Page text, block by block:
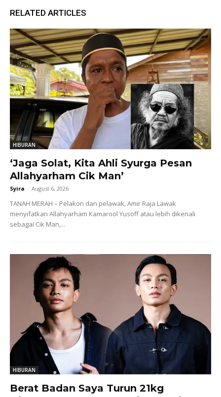
RELATED ARTICLES
HIBURAN
‘Jaga Solat, Kita Ahli Syurga Pesan
Allahyarham Cik Man’
Syira - August 6, 2026
TANAH MERAH – Pelakon dan pelawak, Amir Raja Lawak
menyifatkan Allahyarham Kamarool Yusoff atau lebih dikenali
sebagai Cik Man,...
HIBURAN
Berat Badan Saya Turun 21kg